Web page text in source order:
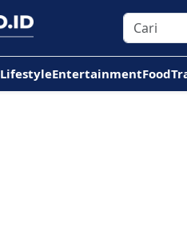
LifestyleEntertainmentFood